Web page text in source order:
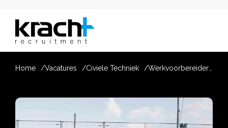
Home Vacatures Civiele Techniek